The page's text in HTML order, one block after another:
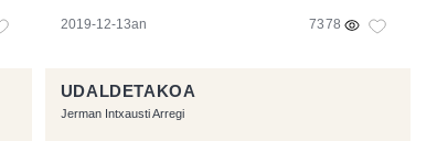
2019-12-13an 7378
UDALDETAKOA
Jerman Intxausti Arregi